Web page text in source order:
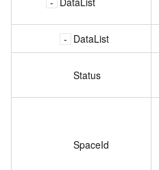
DataList
Status
SpaceId